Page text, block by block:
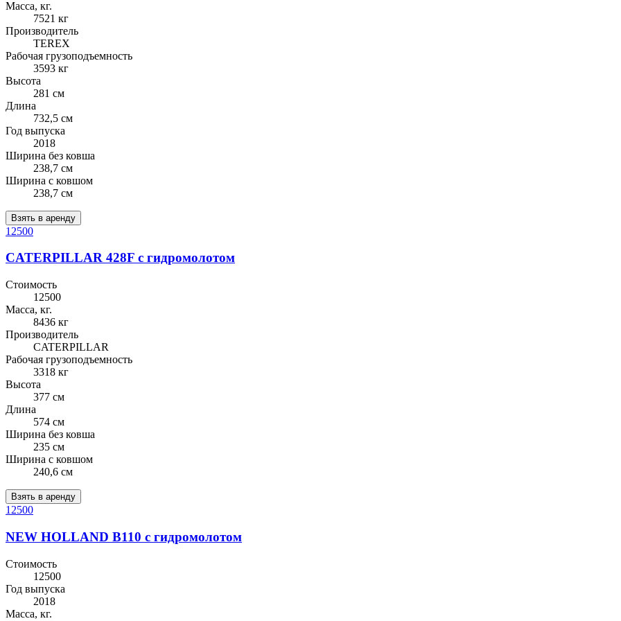
Масса, кг.
7521 кг
Производитель
TEREX
Рабочая грузоподъемность
3593 кг
Высота
281 см
Длина
732,5 см
Год выпуска
2018
Ширина без ковша
238,7 см
Ширина с ковшом
238,7 см
Взять в аренду
12500
CATERPILLAR 428F с гидромолотом
Стоимость
12500
Масса, кг.
8436 кг
Производитель
CATERPILLAR
Рабочая грузоподъемность
3318 кг
Высота
377 см
Длина
574 см
Ширина без ковша
235 см
Ширина с ковшом
240,6 см
Взять в аренду
12500
NEW HOLLAND B110 с гидромолотом
Стоимость
12500
Год выпуска
2018
Масса, кг.